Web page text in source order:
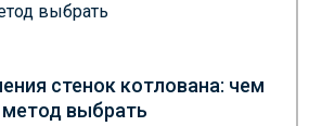
стенок котлована: чем
метод выбрать